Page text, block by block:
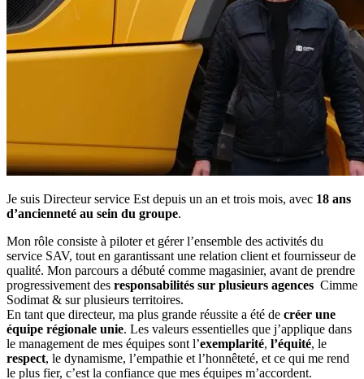
Je suis Directeur service Est depuis un an et trois mois, avec 18 ans
d’ancienneté au sein du groupe.
Mon rôle consiste à piloter et gérer l’ensemble des activités du
service SAV, tout en garantissant une relation client et fournisseur de
qualité. Mon parcours a débuté comme magasinier, avant de prendre
progressivement des responsabilités sur plusieurs agences Cimme
Sodimat & sur plusieurs territoires.
En tant que directeur, ma plus grande réussite a été de créer une
équipe régionale unie. Les valeurs essentielles que j’applique dans
le management de mes équipes sont l’exemplarité, l’équité, le
respect, le dynamisme, l’empathie et l’honnêteté, et ce qui me rend
le plus fier, c’est la confiance que mes équipes m’accordent.